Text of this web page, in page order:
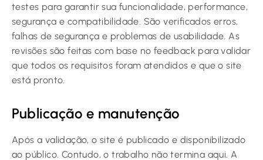
testes para garantir sua funcionalidade, performance,
segurança e compatibilidade. São verificados erros,
falhas de segurança e problemas de usabilidade. As
revisões são feitas com base no feedback para validar
que todos os requisitos foram atendidos e que o site
está pronto.
Publicação e manutenção
Após a validação, o site é publicado e disponibilizado
ao público. Contudo, o trabalho não termina aqui. A